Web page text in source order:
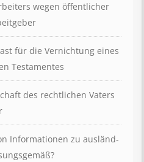
wegen öffent­lich­er
für die Ver­nicht­ung eines
Test­ament­es
des rechtlichen Vaters
In­for­mat­ion­en zu aus­länd­